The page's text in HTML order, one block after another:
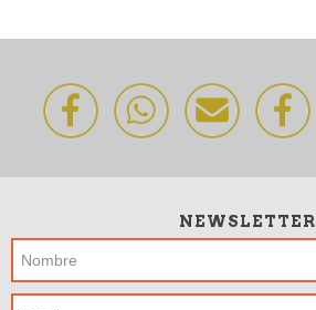
NEWSLETTER